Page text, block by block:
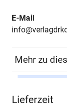
E-Mail
Mehr zu
Lieferzeit